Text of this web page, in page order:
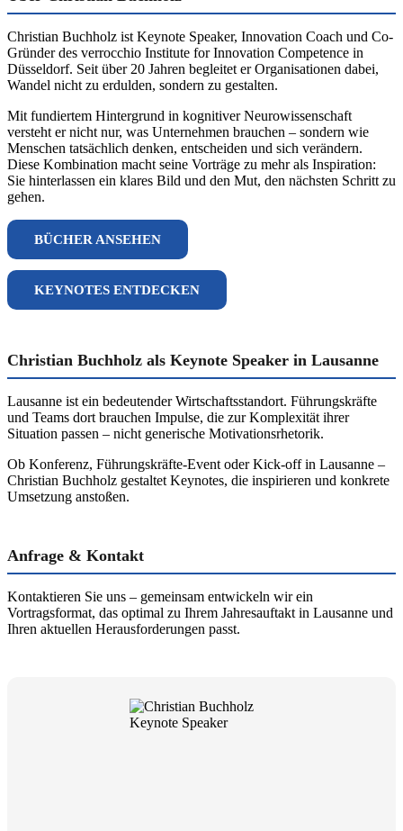
Christian Buchholz ist Keynote Speaker, Innovation Coach und Co-
Gründer des verrocchio Institute for Innovation Competence in
Düsseldorf. Seit über 20 Jahren begleitet er Organisationen dabei,
Wandel nicht zu erdulden, sondern zu gestalten.
Mit fundiertem Hintergrund in kognitiver Neurowissenschaft
versteht er nicht nur, was Unternehmen brauchen – sondern wie
Menschen tatsächlich denken, entscheiden und sich verändern.
Diese Kombination macht seine Vorträge zu mehr als Inspiration:
Sie hinterlassen ein klares Bild und den Mut, den nächsten Schritt zu
gehen.
BÜCHER ANSEHEN
KEYNOTES ENTDECKEN
Christian Buchholz als Keynote Speaker in Lausanne
Lausanne ist ein bedeutender Wirtschaftsstandort. Führungskräfte
und Teams dort brauchen Impulse, die zur Komplexität ihrer
Situation passen – nicht generische Motivationsrhetorik.
Ob Konferenz, Führungskräfte-Event oder Kick-off in Lausanne –
Christian Buchholz gestaltet Keynotes, die inspirieren und konkrete
Umsetzung anstoßen.
Anfrage & Kontakt
Kontaktieren Sie uns – gemeinsam entwickeln wir ein
Vortragsformat, das optimal zu Ihrem Jahresauftakt in Lausanne und
Ihren aktuellen Herausforderungen passt.